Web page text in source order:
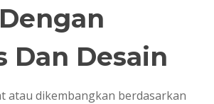
Dan Desain
atau dikembangkan berdasarkan